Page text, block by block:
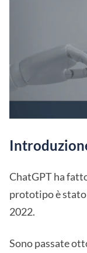
ChatGPT ha
prototipo è
2022.
Sono passate